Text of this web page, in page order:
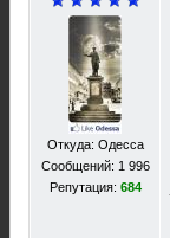
Откуда: Одесса
Сообщений: 1 996
Репутация: 684